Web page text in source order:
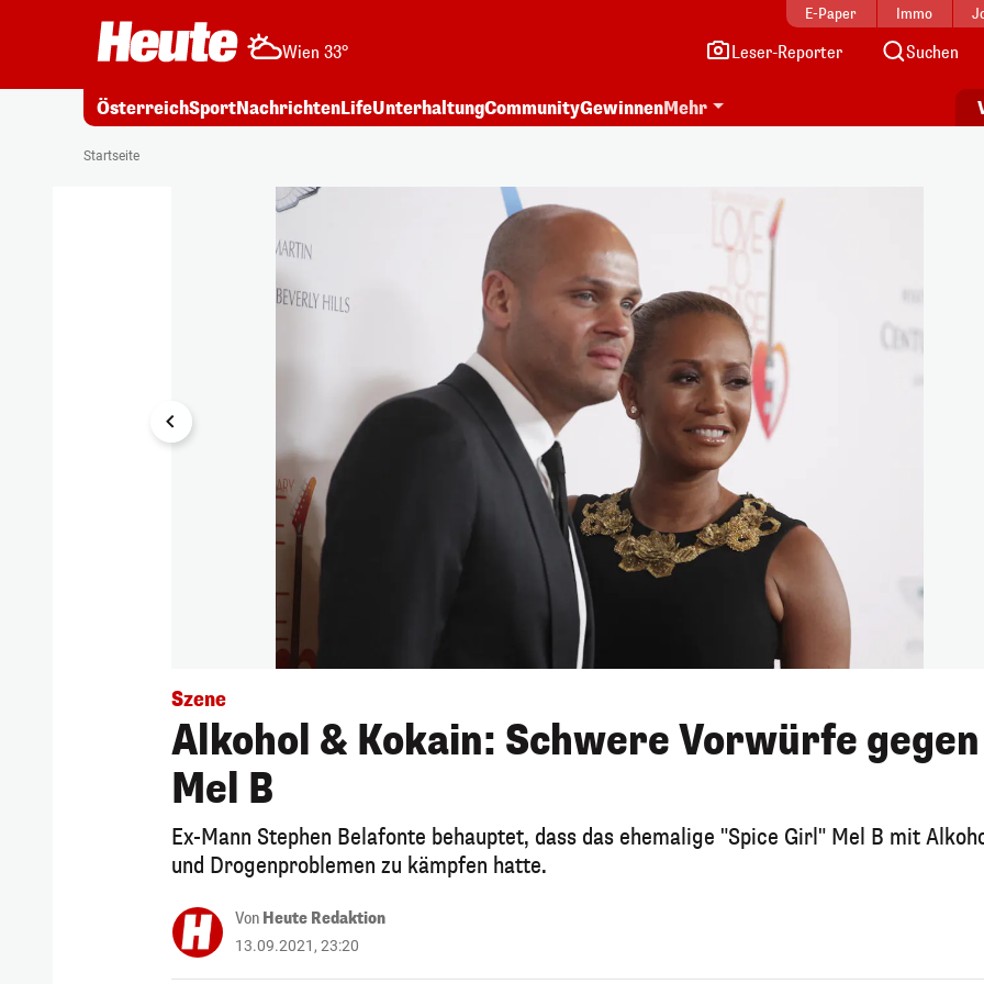
E-Paper Immo
Wien 33° Leser-Reporter Suchen
ÖsterreichSportNachrichtenLifeUnterhaltungCommunityGewinnenMehr
Startseite
Szene
Alkohol & Kokain: Schwere Vorwürfe gegen
Mel B
Ex-Mann Stephen Belafonte behauptet, dass das ehemalige "Spice Girl" Mel B mit
und Drogenproblemen zu kämpfen hatte.
Von Heute Redaktion
13.09.2021, 23:20